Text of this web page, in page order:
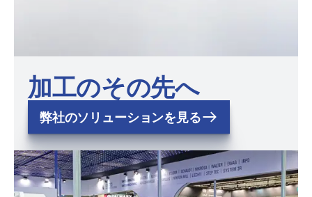
加工のその先へ
弊社のソリューションを見る